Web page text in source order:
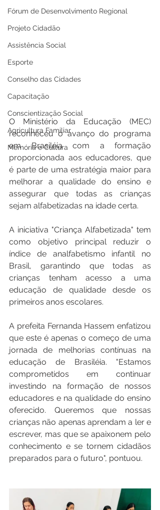
Fórum de Desenvolvimento Regional
Projeto Cidadão
Assistência Social
Esporte
Conselho das Cidades
Capacitação
Conscientização Social
Agricultura Familiar
Memória e Cultura
O Ministério da Educação (MEC)
reconheceu o avanço do programa
em Brasiléia com a formação
proporcionada aos educadores, que
é parte de uma estratégia maior para
melhorar a qualidade do ensino e
assegurar que todas as crianças
sejam alfabetizadas na idade certa.
A iniciativa "Criança Alfabetizada" tem
como objetivo principal reduzir o
índice de analfabetismo infantil no
Brasil, garantindo que todas as
crianças tenham acesso a uma
educação de qualidade desde os
primeiros anos escolares.
A prefeita Fernanda Hassem enfatizou
que este é apenas o começo de uma
jornada de melhorias contínuas na
educação de Brasiléia. "Estamos
comprometidos em continuar
investindo na formação de nossos
educadores e na qualidade do ensino
oferecido. Queremos que nossas
crianças não apenas aprendam a ler e
escrever, mas que se apaixonem pelo
conhecimento e se tornem cidadãos
preparados para o futuro", pontuou.